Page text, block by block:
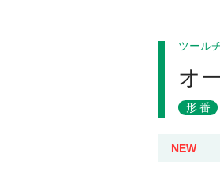
ツール
オ
形番
NEW